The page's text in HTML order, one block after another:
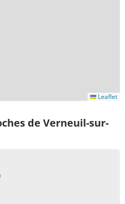
Leaflet
de Verneuil-sur-